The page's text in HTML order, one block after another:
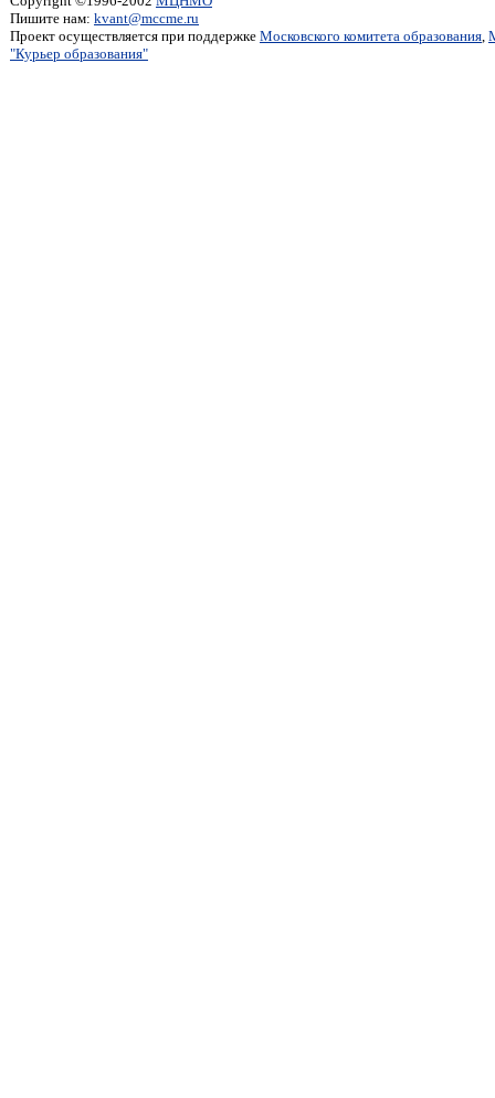
Пишите нам: kvant@mccme.ru
Проект осуществляется при поддержке Московского комитета образования,
"Курьер образования"